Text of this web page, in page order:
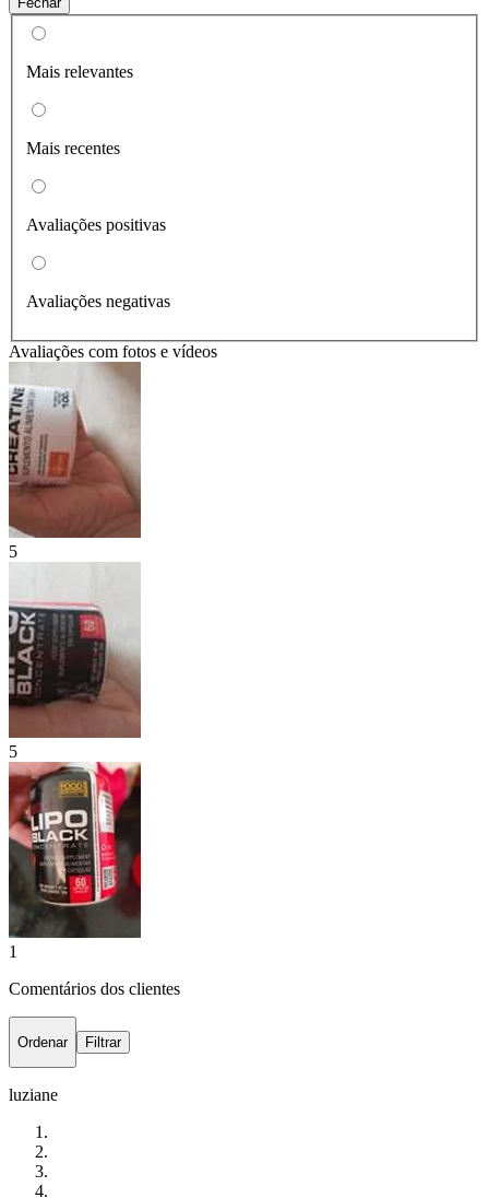
Mais relevantes
Mais recentes
Avaliações positivas
Avaliações negativas
Avaliações com fotos e vídeos
5
5
1
Comentários dos clientes
Ordenar Filtrar
luziane